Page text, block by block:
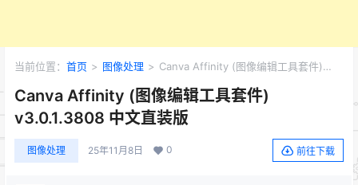
当前位置： 首页 > 图像处理 > Canva Affinity (图像编辑工具套件)
Canva Affinity (图像编辑工具套件)
v3.0.1.3808 中文直装版
图像处理 25年11月8日 0 前往下载